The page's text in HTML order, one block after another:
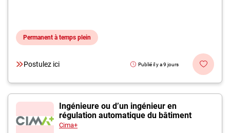
Permanent à temps plein
Postulez ici Publié il y a 9 jours
Ingénieure ou d’un ingénieur en
régulation automatique du bâtiment
Cima+